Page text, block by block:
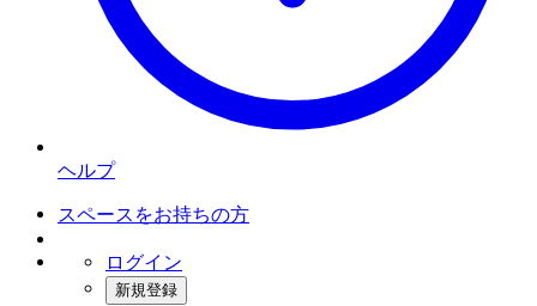
ヘルプ
スペースをお持ちの方
ログイン
新規登録